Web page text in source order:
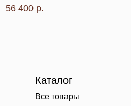
56 400 р.
Все товары
Каталог